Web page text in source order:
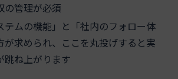
の管理が必須
テムの機能」と「社内のフォロー体
が求められ、ここを丸投げすると実
跳ね上がります